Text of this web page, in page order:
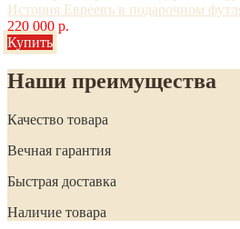
История Евреевъ в подарочном
220 000 р.
Купить
Наши преимущества
Качество товара
Вечная гарантия
Быстрая доставка
Наличие товара